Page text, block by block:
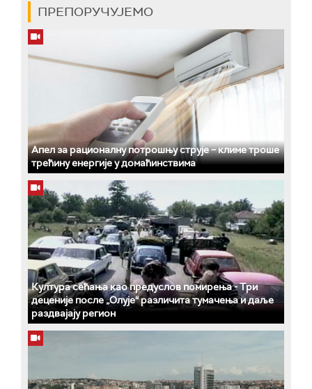
ПРЕПОРУЧУЈЕМО
Апел за рационалну потрошњу струје – климе троше
трећину енергије у домаћинствима
Култура сећања као предуслов помирења ­- Три
деценије после „Олује“ различита тумачења и даље
раздвајају регион